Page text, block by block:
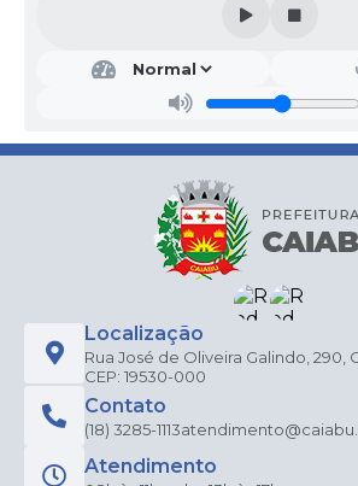
Localização
Rua José de Oliveira Galindo, 290,
CEP: 19530-000
Contato
(18) 3285-1113
Atendimento